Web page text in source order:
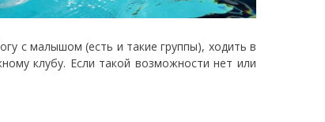
с малышом (есть и такие группы), ходить в
клубу. Если такой возможности нет или